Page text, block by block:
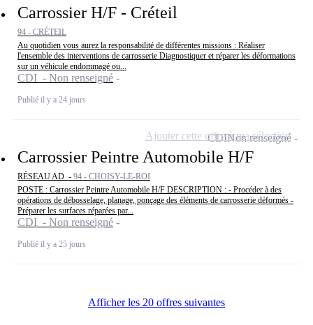
Carrossier H/F - Créteil
94 - CRÉTEIL
Au quotidien vous aurez la responsabilité de différentes missions : Réaliser
l'ensemble des interventions de carrosserie Diagnostiquer et réparer les déformations
sur un véhicule endommagé ou...
CDI - Non renseigné
Publié il y a 24 jours
Carrossier Peintre Automobile H/F
RÉSEAU AD - 94 - CHOISY-LE-ROI
POSTE : Carrossier Peintre Automobile H/F DESCRIPTION : - Procéder à des
opérations de débosselage, planage, ponçage des éléments de carrosserie déformés -
Préparer les surfaces réparées par...
CDI - Non renseigné
Publié il y a 25 jours
CDINon renseigné
Ajouter cette offre à ma sélection
Afficher les 20 offres suivantes